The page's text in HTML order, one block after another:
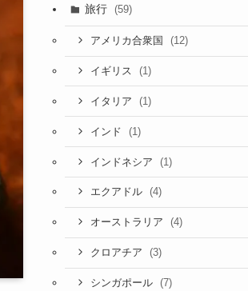
旅行 (59)
アメリカ合衆国 (12)
イギリス (1)
イタリア (1)
インド (1)
インドネシア (1)
エクアドル (4)
オーストラリア (4)
クロアチア (3)
シンガポール (7)